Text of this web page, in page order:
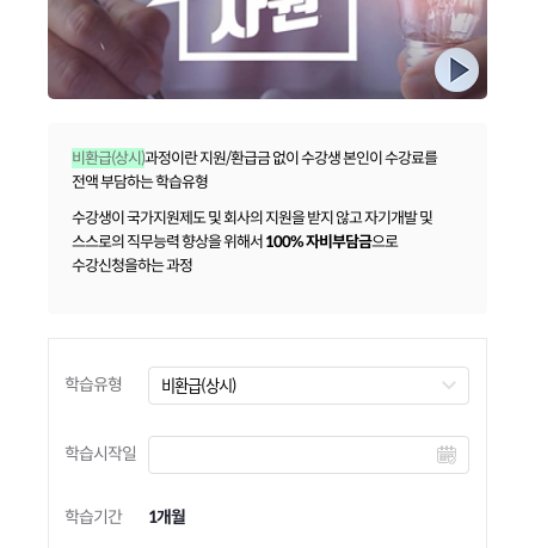
비환급(상시)과정이란 지원/환급금 없이 수강생 본인이 수강료를
전액 부담하는 학습유형
수강생이 국가지원제도 및 회사의 지원을 받지 않고 자기개발 및
스스로의 직무능력 향상을 위해서 100% 자비부담금으로
수강신청을하는 과정
학습유형
학습시작일
학습기간 1개월